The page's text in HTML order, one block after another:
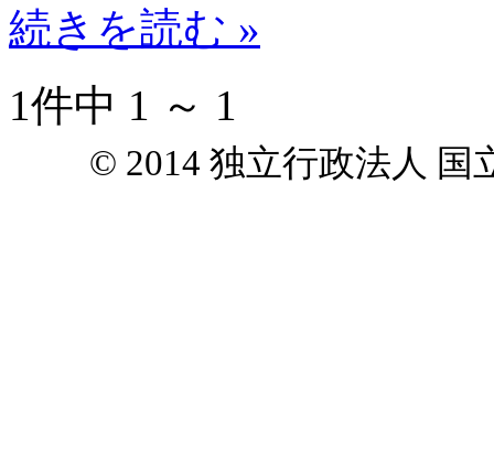
続きを読む »
1件中 1 ～ 1
© 2014 独立行政法人 国